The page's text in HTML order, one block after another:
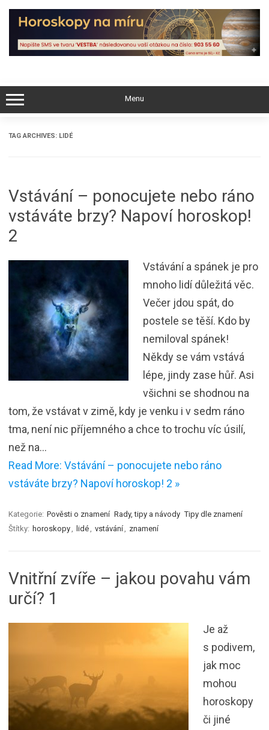
Skip
content
Menu
TAG ARCHIVES: LIDÉ
Vstávání – ponocujete nebo ráno
vstáváte brzy? Napoví horoskop!
2
Vstávání a spánek je pro
mnoho lidí důležitá věc.
Večer jdou spát, do
postele se těší. Kdo by
nemiloval spánek!
Někdy se vám vstává
lépe, jindy zase hůř. Asi
všichni se shodnou na
tom, že vstávat v zimě, kdy je venku i v sedm ráno
tma, není nic příjemného a chce to trochu víc úsilí,
než na…
Read More: Vstávání – ponocujete nebo ráno
vstáváte brzy? Napoví horoskop! 2 »
Kategorie: Pověsti o znamení Rady, tipy a návody Tipy dle znamení
Štítky: horoskopy lidé vstávání znamení
Vnitřní zvíře – jakou povahu vám
určí? 1
Je až
s podivem,
jak moc
mohou
horoskopy
či jiné